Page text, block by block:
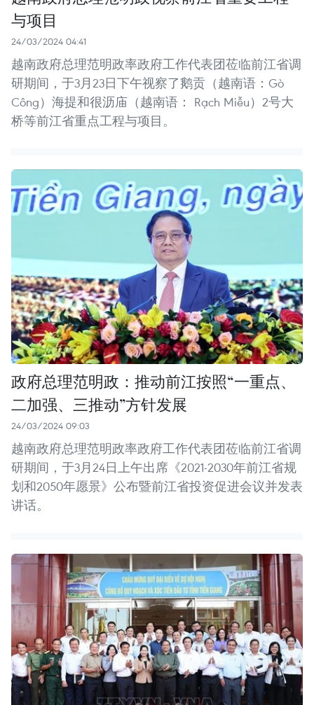
与项目
24/03/2024 04:41
越南政府总理范明政率政府工作代表团莅临前江省调
研期间，于3月23日下午视察了鹅贡（越南语：Gò
Công）海提和很沥庙（越南语： Rạch Miễu）2号大
桥等前江省重点工程与项目。
政府总理范明政：推动前江按照“一重点、
二加强、三推动”方针发展
24/03/2024 09:03
越南政府总理范明政率政府工作代表团莅临前江省调
研期间，于3月24日上午出席《2021-2030年前江省规
划和2050年愿景》公布暨前江省投资促进会议并发表
讲话。